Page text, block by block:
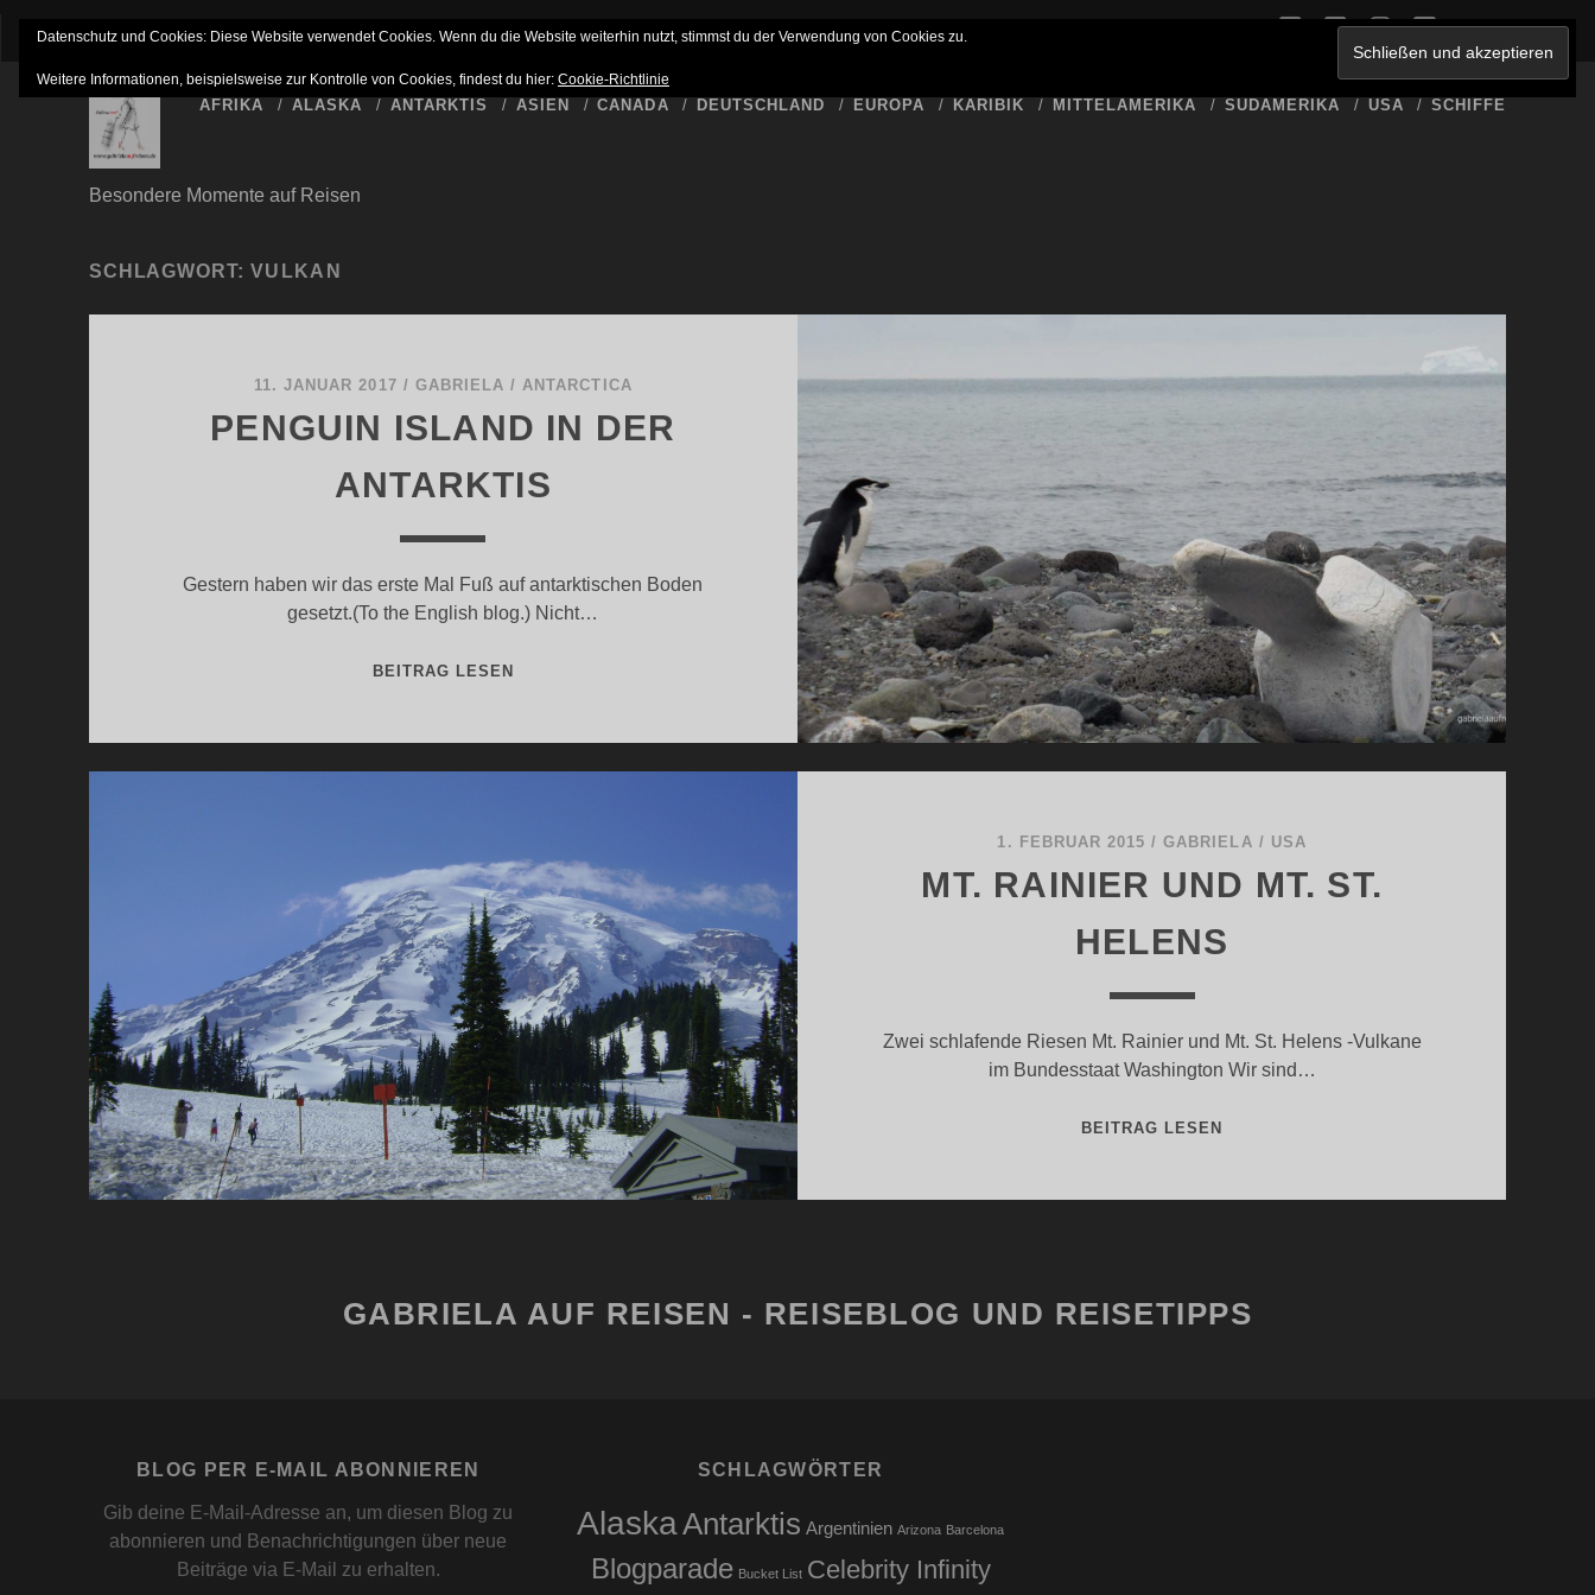
IMPRESSUM NETTIQUETTE HAFTUNGSAUSSCHLUSS BUCKET LIST WER SCHREIBT HIER DATENSCHUTZERKLÄRUNG twitterfacebook
instagram
youtube
Besondere Momente auf Reisen
AFRIKA ALASKA ANTARKTIS ASIEN CANADA DEUTSCHLAND EUROPA KARIBIK MITTELAMERIKA SÜDAMERIKA USA SCHIFFE
SCHLAGWORT:VULKAN
11. JANUAR 2017 / GABRIELA /ANTARCTICA
PENGUIN ISLAND IN DER
ANTARKTIS
Gestern haben wir das erste Mal Fuß auf antarktischen Boden
gesetzt.(To the English blog.) Nicht…
BEITRAG LESEN
1. FEBRUAR 2015 /GABRIELA / USA
MT. RAINIER UND MT. ST.
HELENS
Zwei schlafende Riesen Mt. Rainier und Mt. St. Helens -Vulkane
im Bundesstaat Washington Wir sind…
BEITRAG LESEN
GABRIELA AUF REISEN - REISEBLOG UND REISETIPPS
BLOG PER E-MAIL ABONNIEREN
Gib deine E-Mail-Adresse an, um diesen Blog zu
abonnieren und Benachrichtigungen über neue
Beiträge via E-Mail zu erhalten.
SCHLAGWÖRTER
AlaskaAntarktis Argentinien Arizona Barcelona
Blogparade Bucket List Celebrity Infinity
Datenschutz und Cookies: Diese Website verwendet Cookies. Wenn du die Website weiterhin nutzt, stimmst du der Verwendung von Cookies zu.
Weitere Informationen, beispielsweise zur Kontrolle von Cookies, findest du hier: Cookie-Richtlinie